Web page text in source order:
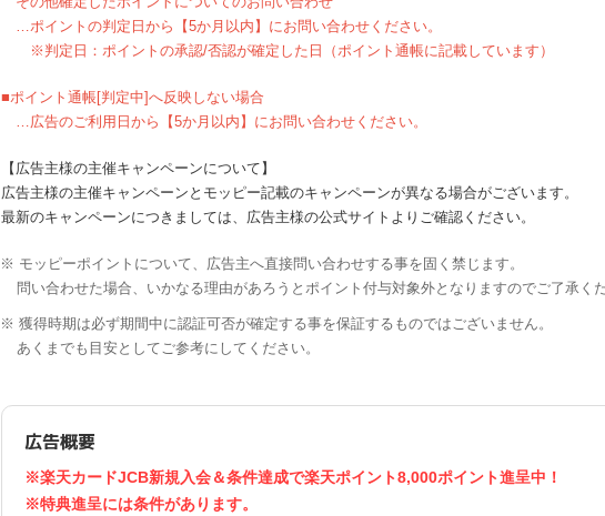
…ポイントの判定日から【5か月以内】にお問い合わせください。
※判定日：ポイントの承認/否認が確定した日（ポイント通帳に記載しています）
■ポイント通帳[判定中]へ反映しない場合
…広告のご利用日から【5か月以内】にお問い合わせください。
【広告主様の主催キャンペーンについて】
広告主様の主催キャンペーンとモッピー記載のキャンペーンが異なる場合がございます。
最新のキャンペーンにつきましては、広告主様の公式サイトよりご確認ください。
※ モッピーポイントについて、広告主へ直接問い合わせする事を固く禁じます。
問い合わせた場合、いかなる理由があろうとポイント付与対象外となりますのでご了承く
※ 獲得時期は必ず期間中に認証可否が確定する事を保証するものではございません。
あくまでも目安としてご参考にしてください。
広告概要
※楽天カードJCB新規入会＆条件達成で楽天ポイント8,000ポイント進呈中！
※特典進呈には条件があります。